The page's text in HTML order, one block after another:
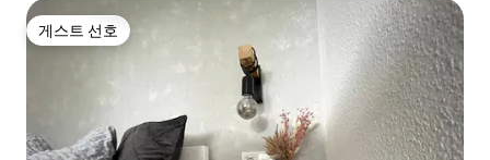
게스트 선호
게스트 선호